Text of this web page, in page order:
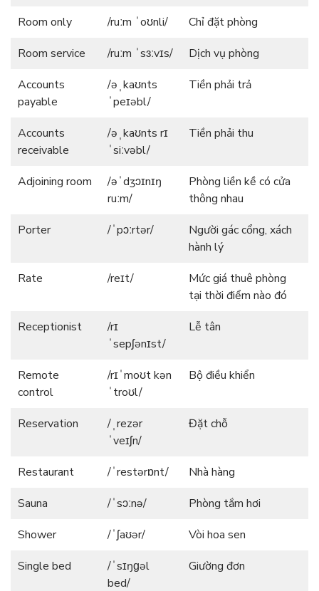
Room only /ruːm ˈoʊnli/
Chỉ đặt phòng
Room service
/ruːm ˈsɜːvɪs/
Dịch vụ phòng
Accounts
payable
/əˌkaʊnts
ˈpeɪəbl/
Tiền phải trả
Accounts
receivable
/əˌkaʊnts rɪ
ˈsiːvəbl/
Tiền phải thu
Adjoining room
/əˈdʒɔɪnɪŋ
ruːm/
Phòng liền kề có cửa
thông nhau
Porter
/ˈpɔːrtər/
Người gác cổng, xách
hành lý
Rate
/reɪt/
Mức giá thuê phòng
tại thời điểm nào đó
Receptionist
/rɪ
ˈsepʃənɪst/
Lễ tân
Remote
control
/rɪˈmoʊt kən
ˈtroʊl/
Bộ điều khiển
Reservation
/ˌrezər
ˈveɪʃn/
Đặt chỗ
Restaurant /ˈrestərɒnt/
Nhà hàng
Sauna
/ˈsɔːnə/
Phòng tắm hơi
Shower
/ˈʃaʊər/
Vòi hoa sen
Single bed
/ˈsɪŋɡəl
bed/
Giường đơn